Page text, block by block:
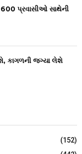
પ્રવાસીઓ સાથેની
કાગળની જગ્યા લેશે
(152)